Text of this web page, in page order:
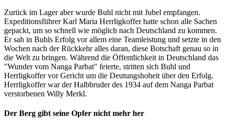
Zurück im Lager aber wurde Buhl nicht mit Jubel empfangen.
Expeditionsführer Karl Maria Herrligkoffer hatte schon alle Sachen
gepackt, um so schnell wie möglich nach Deutschland zu kommen.
Er sah in Buhls Erfolg vor allem eine Teamleistung und setzte in den
Wochen nach der Rückkehr alles daran, diese Botschaft genau so in
die Welt zu bringen. Während die Öffentlichkeit in Deutschland das
"Wunder vom Nanga Parbat" feierte, stritten sich Buhl und
Herrligkoffer vor Gericht um die Deutungshoheit über den Erfolg.
Herrligkoffer war der Halbbruder des 1934 auf dem Nanga Parbat
verstorbenen Willy Merkl.
Der Berg gibt seine Opfer nicht mehr her